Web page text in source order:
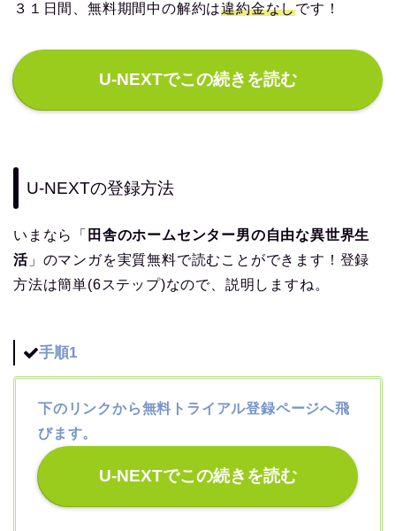
３１日間、無料期間中の解約は違約金なしです！
U-NEXTでこの続きを読む
U-NEXTの登録方法
いまなら「 田舎のホームセンター男の自由な異世界生
活」のマンガを実質無料で読むことができます！登録
方法は簡単(6ステップ)なので、説明しますね。
手順1
下のリンクから無料トライアル登録ページへ飛
びます。
U-NEXTでこの続きを読む